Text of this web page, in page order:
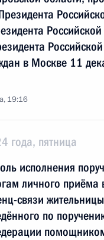
в Москве 11
19:16
года, пятница
исполнения
личного приёма
связи
по